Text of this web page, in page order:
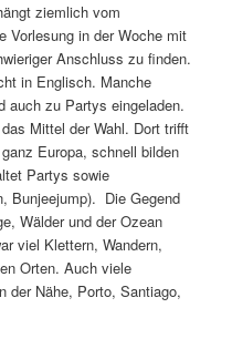
ziemlich vom
Vorlesung in der Woche mit
Anschluss zu finden.
in Englisch. Manche
auch zu Partys eingeladen.
Mittel der Wahl. Dort trifft
Europa, schnell bilden
Partys sowie
Bunjeejump). Die Gegend
Wälder und der Ozean
viel Klettern, Wandern,
Orten. Auch viele
der Nähe, Porto, Santiago,